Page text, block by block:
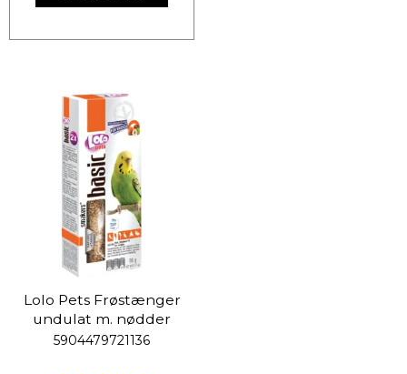
Lolo Pets Frøstænger
undulat m. nødder
5904479721136